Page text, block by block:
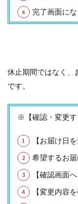
完了画面に
休止期間ではなく、
です。
※【確認・変更す
【お届け日
希望するお
【確認画面
【変更内容